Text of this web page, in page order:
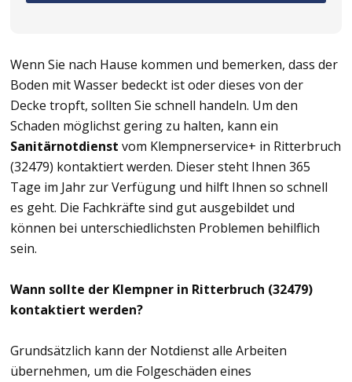
Wenn Sie nach Hause kommen und bemerken, dass der
Boden mit Wasser bedeckt ist oder dieses von der
Decke tropft, sollten Sie schnell handeln. Um den
Schaden möglichst gering zu halten, kann ein
Sanitärnotdienst vom Klempnerservice+ in Ritterbruch
(32479) kontaktiert werden. Dieser steht Ihnen 365
Tage im Jahr zur Verfügung und hilft Ihnen so schnell
es geht. Die Fachkräfte sind gut ausgebildet und
können bei unterschiedlichsten Problemen behilflich
sein.
Wann sollte der Klempner in Ritterbruch (32479)
kontaktiert werden?
Grundsätzlich kann der Notdienst alle Arbeiten
übernehmen, um die Folgeschäden eines